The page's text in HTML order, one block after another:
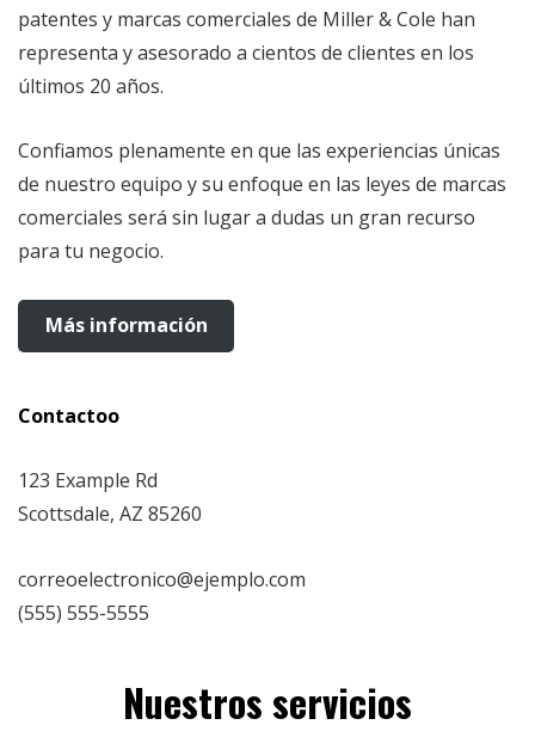
patentes y marcas comerciales de Miller & Cole han
representa y asesorado a cientos de clientes en los
últimos 20 años.
Confiamos plenamente en que las experiencias únicas
de nuestro equipo y su enfoque en las leyes de marcas
comerciales será sin lugar a dudas un gran recurso
para tu negocio.
Más información
Contactoo
123 Example Rd
Scottsdale, AZ 85260
correoelectronico@ejemplo.com
(555) 555-5555
Nuestros servicios